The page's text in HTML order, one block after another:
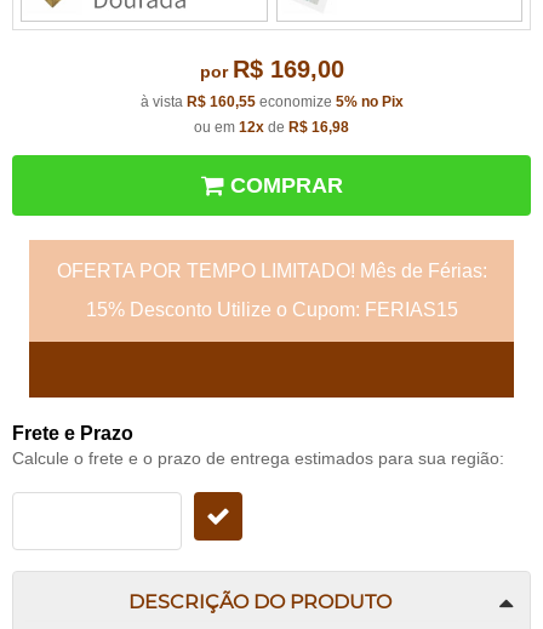
por R$ 169,00
à vista R$ 160,55economize 5% no Pix
ou em 12x de R$ 16,98
COMPRAR
OFERTA POR TEMPO LIMITADO! Mês de Férias:
15% Desconto Utilize o Cupom: FERIAS15
Frete e Prazo
Calcule o frete e o prazo de entrega estimados para sua região:
DESCRIÇÃO DO PRODUTO